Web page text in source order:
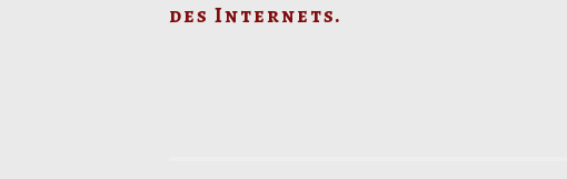
des Internets.